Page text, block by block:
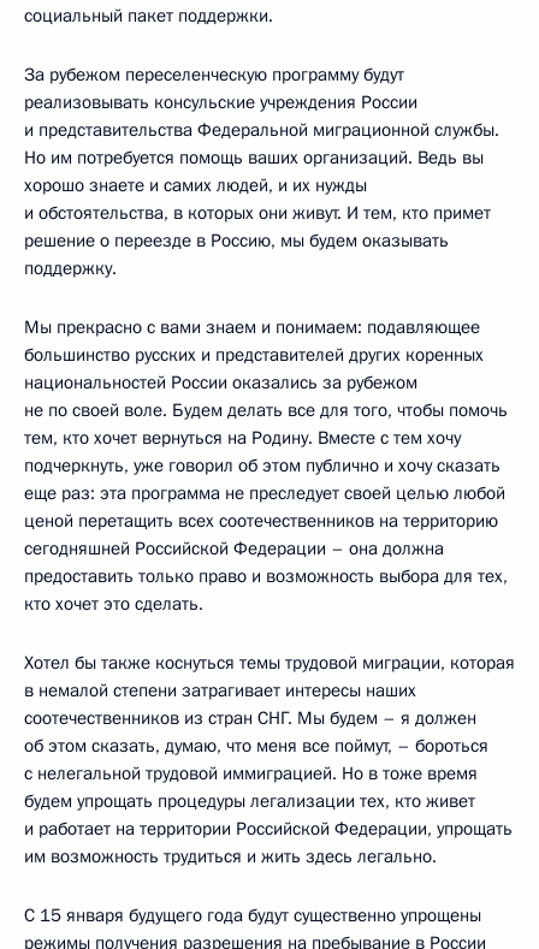
социальный пакет поддержки.
За рубежом переселенческую программу будут
реализовывать консульские учреждения России
и представительства Федеральной миграционной службы.
Но им потребуется помощь ваших организаций. Ведь вы
хорошо знаете и самих людей, и их нужды
и обстоятельства, в которых они живут. И тем, кто примет
решение о переезде в Россию, мы будем оказывать
поддержку.
Мы прекрасно с вами знаем и понимаем: подавляющее
большинство русских и представителей других коренных
национальностей России оказались за рубежом
не по своей воле. Будем делать все для того, чтобы помочь
тем, кто хочет вернуться на Родину. Вместе с тем хочу
подчеркнуть, уже говорил об этом публично и хочу сказать
еще раз: эта программа не преследует своей целью любой
ценой перетащить всех соотечественников на территорию
сегодняшней Российской Федерации – она должна
предоставить только право и возможность выбора для тех,
кто хочет это сделать.
Хотел бы также коснуться темы трудовой миграции, которая
в немалой степени затрагивает интересы наших
соотечественников из стран СНГ. Мы будем – я должен
об этом сказать, думаю, что меня все поймут, – бороться
с нелегальной трудовой иммиграцией. Но в тоже время
будем упрощать процедуры легализации тех, кто живет
и работает на территории Российской Федерации, упрощать
им возможность трудиться и жить здесь легально.
С 15 января будущего года будут существенно упрощены
режимы получения разрешения на пребывание в России